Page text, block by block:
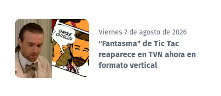
Viernes 7 de agosto de 2026
"Fantasma" de Tic Tac
reaparece en TVN ahora en
formato vertical